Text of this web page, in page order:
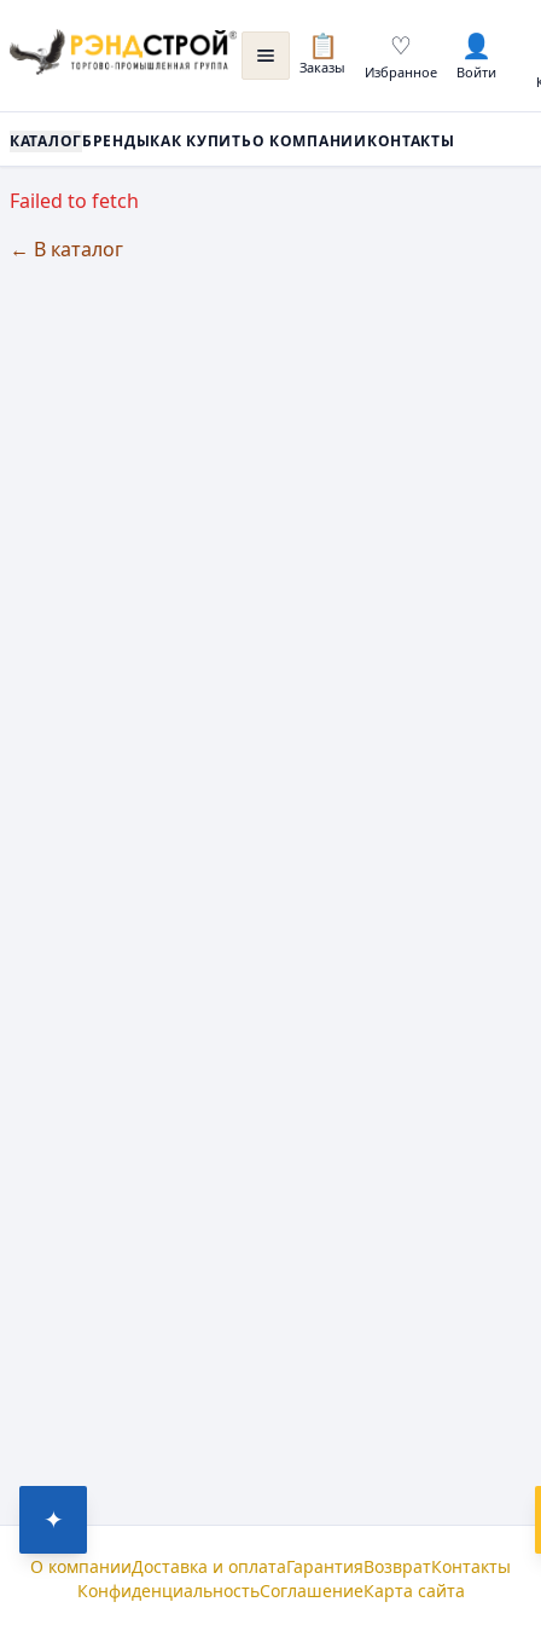
📋
Заказы
♡
Избранное
👤
Войти
КАТАЛОГБРЕНДЫКАК КУПИТЬО КОМПАНИИКОНТАКТЫ
Failed to fetch
← В каталог
✦
О компанииДоставка и оплатаГарантияВозвратКонтакты
КонфиденциальностьСоглашениеКарта сайта